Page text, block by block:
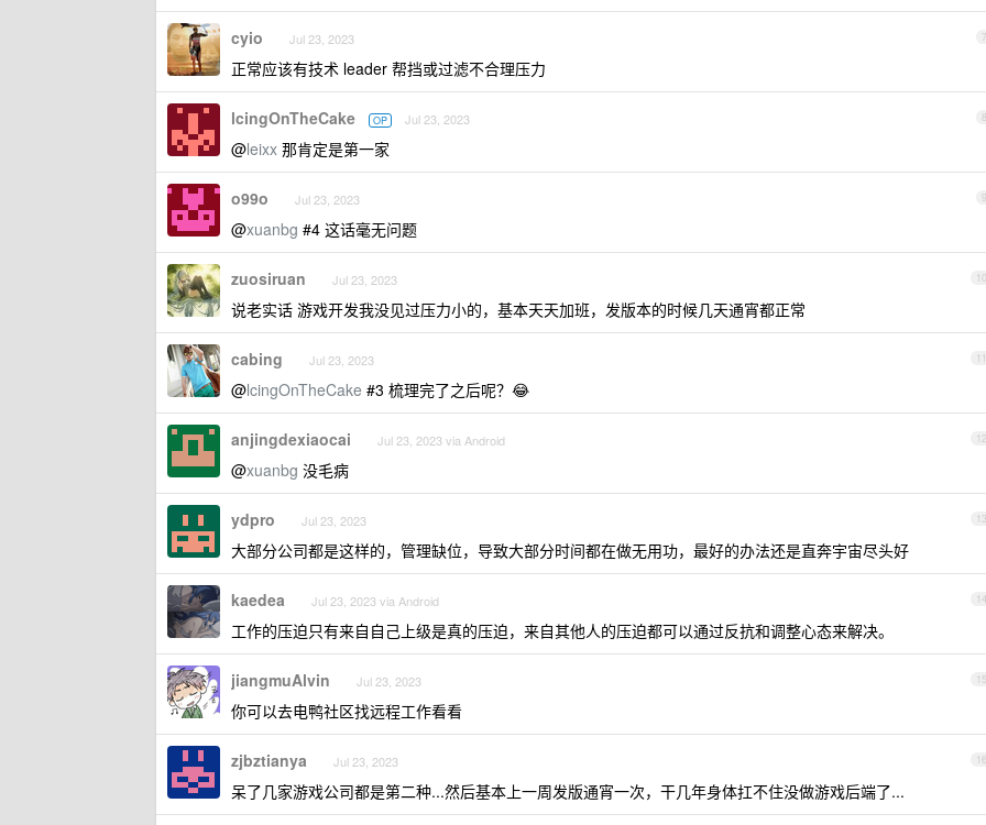
7
cyio Jul 23, 2023
正常应该有技术 leader 帮挡或过滤不合理压力
8
lcingOnTheCake OP Jul 23, 2023
@leixx 那肯定是第一家
9
o99o Jul 23, 2023
@xuanbg #4 这话毫无问题
10
zuosiruan Jul 23, 2023
说老实话 游戏开发我没见过压力小的，基本天天加班，发版本的时候几天通宵都正常
11
cabing Jul 23, 2023
@lcingOnTheCake #3 梳理完了之后呢？😂
12
anjingdexiaocai Jul 23, 2023 via Android
@xuanbg 没毛病
13
ydpro Jul 23, 2023
大部分公司都是这样的，管理缺位，导致大部分时间都在做无用功，最好的办法还是直奔宇宙尽头好
14
kaedea Jul 23, 2023 via Android
工作的压迫只有来自自己上级是真的压迫，来自其他人的压迫都可以通过反抗和调整心态来解决。
15
jiangmuAlvin Jul 23, 2023
你可以去电鸭社区找远程工作看看
16
zjbztianya Jul 23, 2023
呆了几家游戏公司都是第二种...然后基本上一周发版通宵一次，干几年身体扛不住没做游戏后端了...